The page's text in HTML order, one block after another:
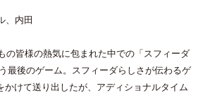
、内田
の皆様の熱気に包まれた中での「スフィーダ
最後のゲーム。スフィーダらしさが伝わるゲ
かけて送り出したが、アディショナルタイム